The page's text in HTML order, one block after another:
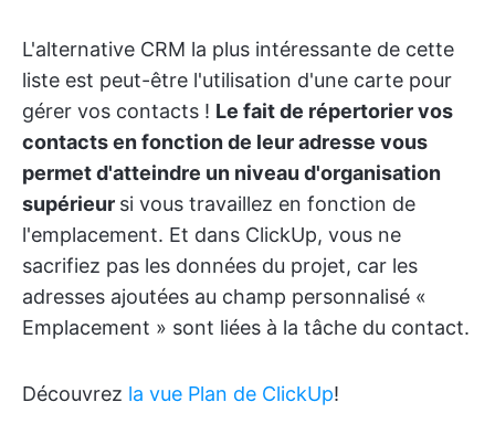
L'alternative CRM la plus intéressante de cette
liste est peut-être l'utilisation d'une carte pour
gérer vos contacts ! Le fait de répertorier vos
contacts en fonction de leur adresse vous
permet d'atteindre un niveau d'organisation
supérieur si vous travaillez en fonction de
l'emplacement. Et dans ClickUp, vous ne
sacrifiez pas les données du projet, car les
adresses ajoutées au champ personnalisé «
Emplacement » sont liées à la tâche du contact.
Découvrez la vue Plan de ClickUp!